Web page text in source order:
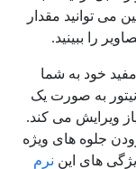
می توانید مقدار
را ببینید.
مفید خود به شما
به صورت یک
ویرایش می کند.
جلوه های ویژه
های این نرم